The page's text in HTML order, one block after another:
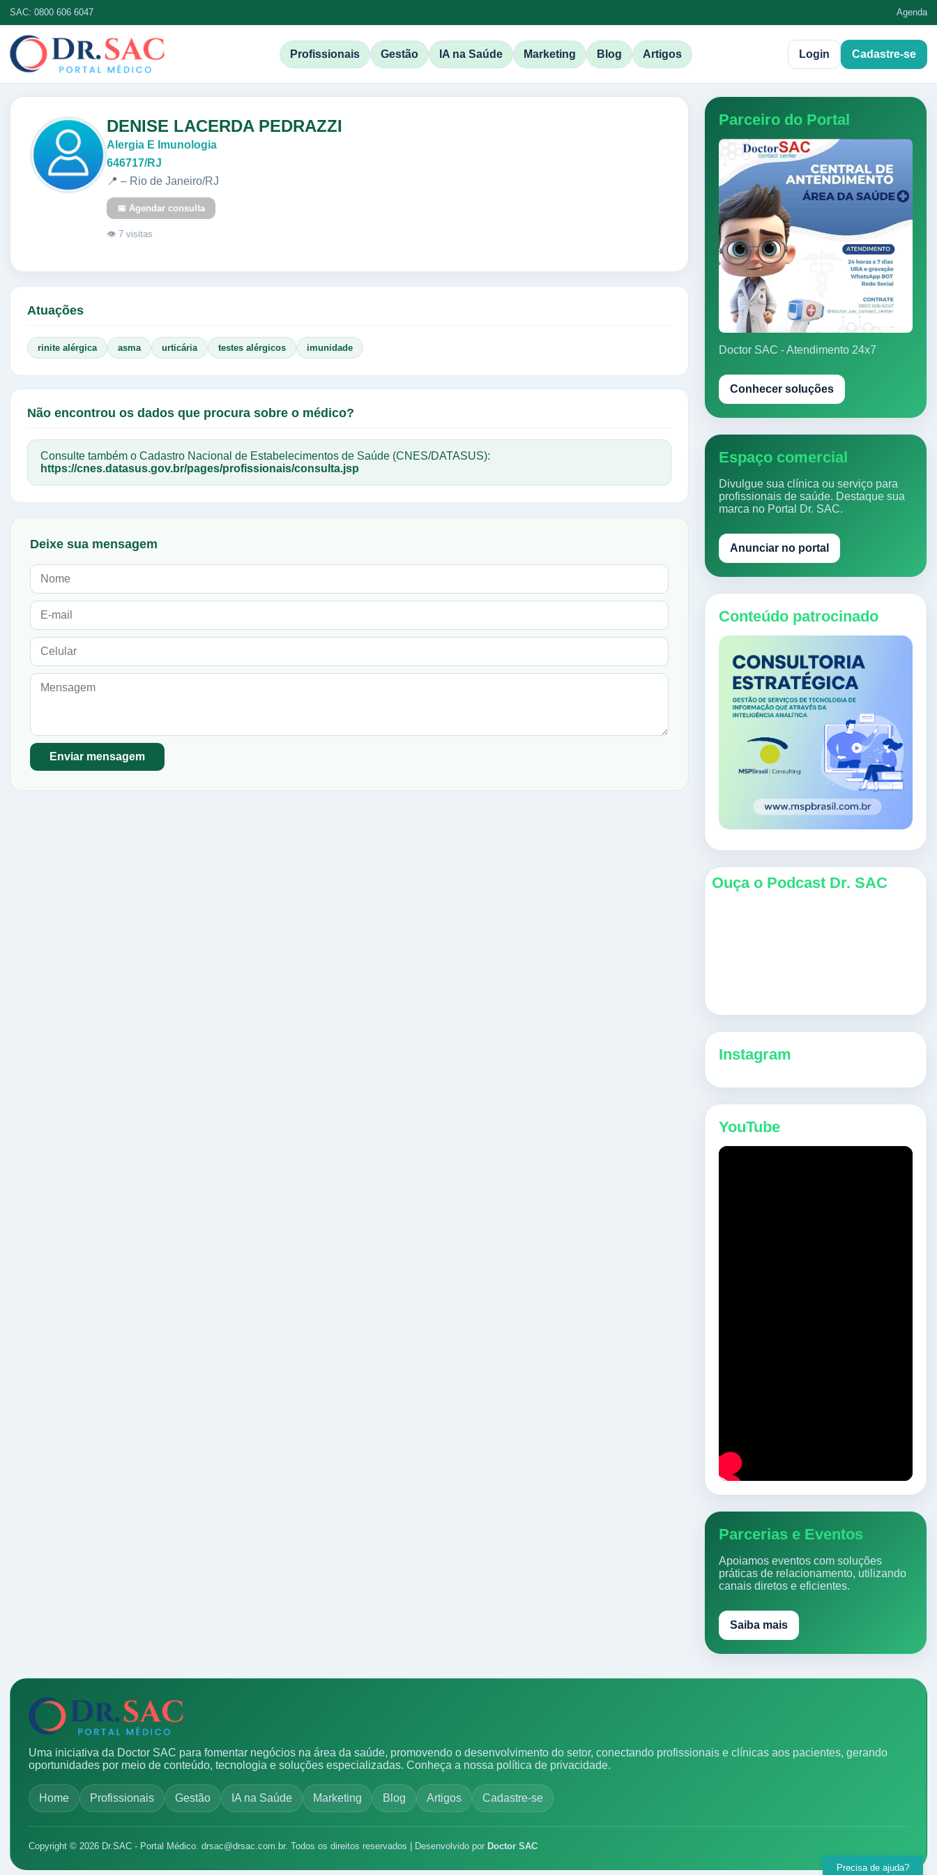
SAC: 0800 606 6047 Agenda
Profissionais Gestão IA na Saúde Marketing Blog Artigos Login Cadastre-se
DENISE LACERDA PEDRAZZI
Alergia E Imunologia
646717/RJ
📍 – Rio de Janeiro/RJ
📅 Agendar consulta
👁 7 visitas
Atuações
rinite alérgica asma urticária testes alérgicos imunidade
Não encontrou os dados que procura sobre o médico?
Consulte também o Cadastro Nacional de Estabelecimentos de Saúde (CNES/DATASUS):
https://cnes.datasus.gov.br/pages/profissionais/consulta.jsp
Deixe sua mensagem
Parceiro do Portal
Doctor SAC - Atendimento 24x7
Conhecer soluções
Espaço comercial
Divulgue sua clínica ou serviço para
profissionais de saúde. Destaque sua
marca no Portal Dr. SAC.
Anunciar no portal
Conteúdo patrocinado
Ouça o Podcast Dr. SAC
Instagram
YouTube
Parcerias e Eventos
Apoiamos eventos com soluções
práticas de relacionamento, utilizando
canais diretos e eficientes.
Saiba mais
Uma iniciativa da Doctor SAC para fomentar negócios na área da saúde, promovendo o desenvolvimento do setor, conectando profissionais e clínicas aos pacientes, gerando
oportunidades por meio de conteúdo, tecnologia e soluções especializadas. Conheça a nossa política de privacidade.
Home Profissionais Gestão IA na Saúde Marketing Blog Artigos Cadastre-se
Copyright © 2026 Dr.SAC - Portal Médico. drsac@drsac.com.br. Todos os direitos reservados | Desenvolvido por Doctor SAC
Precisa de ajuda?